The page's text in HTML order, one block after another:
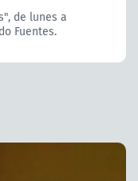
de lunes a
Fuentes.